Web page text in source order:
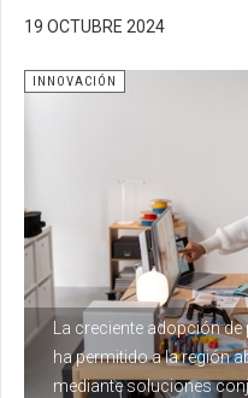
19 OCTUBRE 2024
La creciente adopción
ha permitido a la región
mediante soluciones
INNOVACIÓN